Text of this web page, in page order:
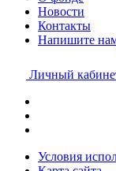
Новости
Контакты
Напишите
Личный
Условия